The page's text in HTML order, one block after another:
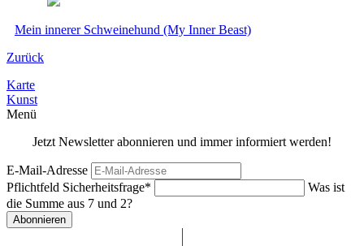
Mein innerer Schweinehund (My Inner Beast)
Zurück
Karte
Kunst
Menü
Jetzt Newsletter abonnieren und immer informiert werden!
E-Mail-Adresse
Pflichtfeld Sicherheitsfrage*
Was ist
die Summe aus 7 und 2?
Abonnieren